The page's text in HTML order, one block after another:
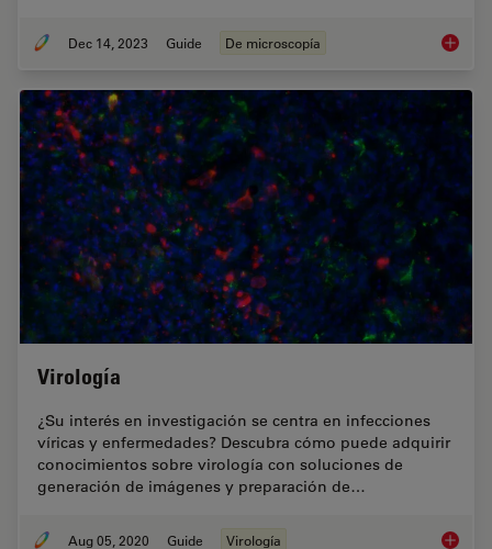
Dec 14, 2023 Guide De microscopía
Virología
¿Su interés en investigación se centra en infecciones
víricas y enfermedades? Descubra cómo puede adquirir
conocimientos sobre virología con soluciones de
generación de imágenes y preparación de…
Aug 05, 2020 Guide Virología